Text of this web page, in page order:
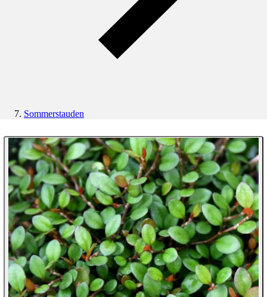
Sommerstauden